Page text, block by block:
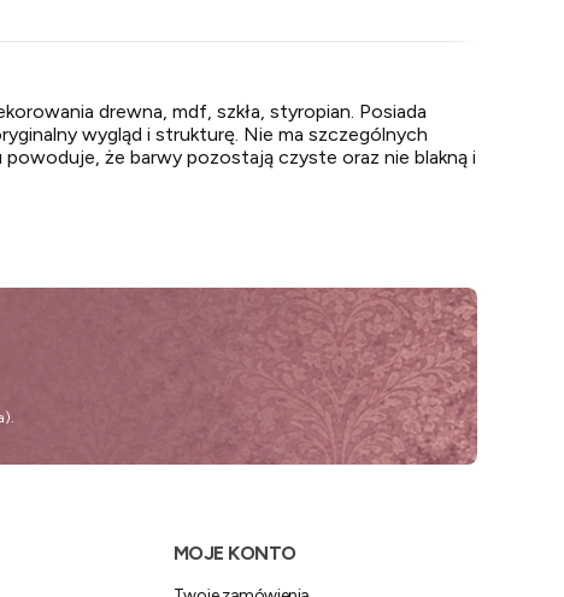
drewna, mdf, szkła, styropian. Posiada
wygląd i strukturę. Nie ma szczególnych
że barwy pozostają czyste oraz nie blakną i
MOJE KONTO